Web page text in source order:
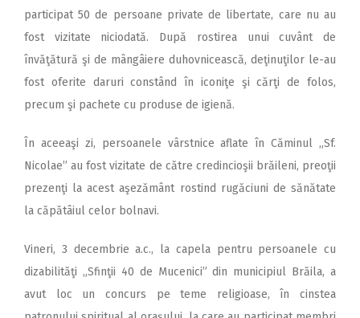
participat 50 de persoane private de libertate, care nu au
fost vizitate niciodată. După rostirea unui cuvânt de
învăţătură şi de mângâiere duhovnicească, deţinuţilor le-au
fost oferite daruri constând în iconiţe şi cărţi de folos,
precum şi pachete cu produse de igienă.
În aceeaşi zi, persoanele vârstnice aflate în Căminul „Sf.
Nicolae” au fost vizitate de către credincioşii brăileni, preoţii
prezenţi la acest aşezământ rostind rugăciuni de sănătate
la căpătâiul celor bolnavi.
Vineri, 3 decembrie a.c., la capela pentru persoanele cu
dizabilităţi „Sfinţii 40 de Mucenici” din municipiul Brăila, a
avut loc un concurs pe teme religioase, în cinstea